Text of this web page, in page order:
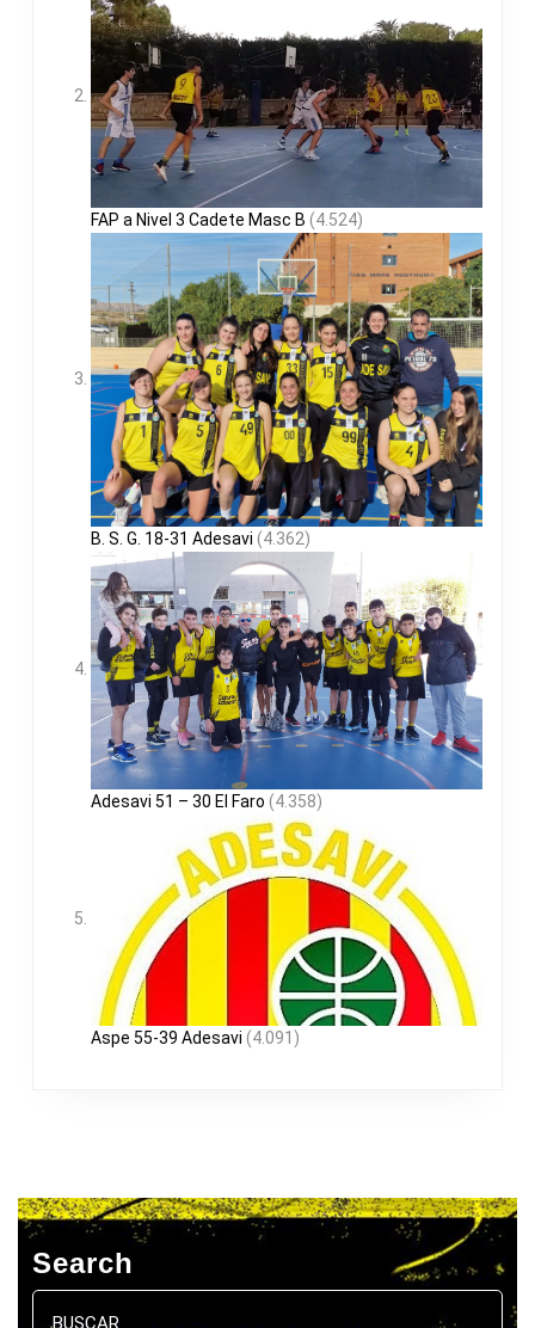
FAP a Nivel 3 Cadete Masc B (4.524)
B. S. G. 18-31 Adesavi (4.362)
Adesavi 51 – 30 El Faro (4.358)
Aspe 55-39 Adesavi (4.091)
Search
Buscar: